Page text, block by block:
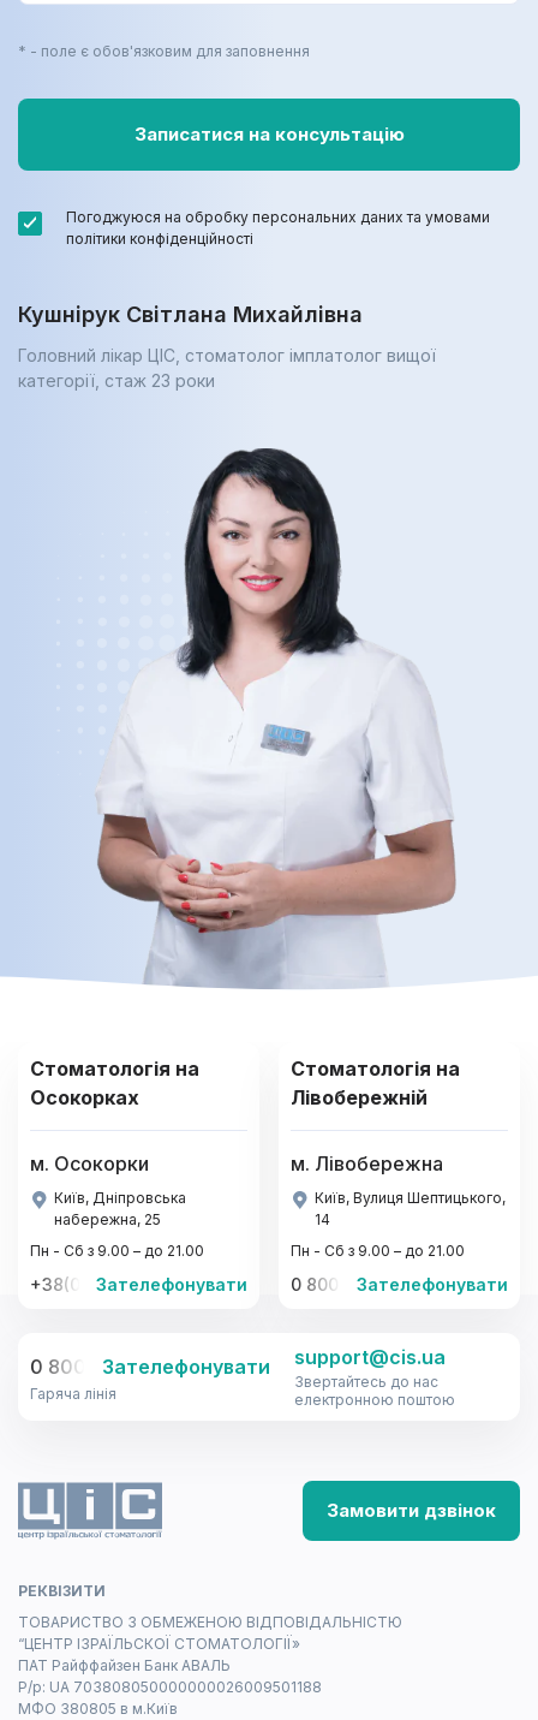
* - поле є обов'язковим для заповнення
Погоджуюся на обробку персональних даних та умовами
політики конфіденційності
Кушнірук Світлана Михайлівна
Головний лікар ЦІС, стоматолог імплатолог вищої
категорії, cтаж 23 роки
Стоматологія на
Осокорках
м. Осокорки
Київ, Дніпровська
набережна, 25
Пн - Сб з 9.00 – до 21.00
+38(067)-441-22-77, +38(095)-441-22-77
Зателефонувати
Стоматологія на
Лівобережній
м. Лівобережна
Київ, Вулиця Шептицького,
14
Пн - Сб з 9.00 – до 21.00
0 800 33-08-12Зателефонувати
0 800 33-08-12Зателефонувати
Гаряча лінія
support@cis.ua
Звертайтесь до нас
електронною поштою
Замовити дзвінок
РЕКВІЗИТИ
ТОВАРИСТВО З ОБМЕЖЕНОЮ ВІДПОВІДАЛЬНІСТЮ
“ЦЕНТР ІЗРАЇЛЬСКОЇ СТОМАТОЛОГІЇ»
ПАТ Райффайзен Банк АВАЛЬ
Р/р: UA 703808050000000026009501188
МФО 380805 в м.Київ